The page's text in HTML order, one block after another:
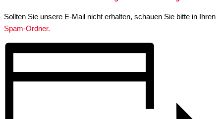
Sollten Sie unsere E-Mail nicht erhalten, schauen Sie bitte in Ihren
Spam-Ordner.